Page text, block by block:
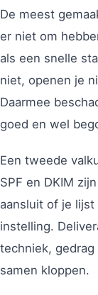
De meest
er niet om
als een snelle
niet, openen je
Daarmee
goed en wel
Een tweede
SPF en DKIM
aansluit of je
instelling.
techniek,
samen kloppen.